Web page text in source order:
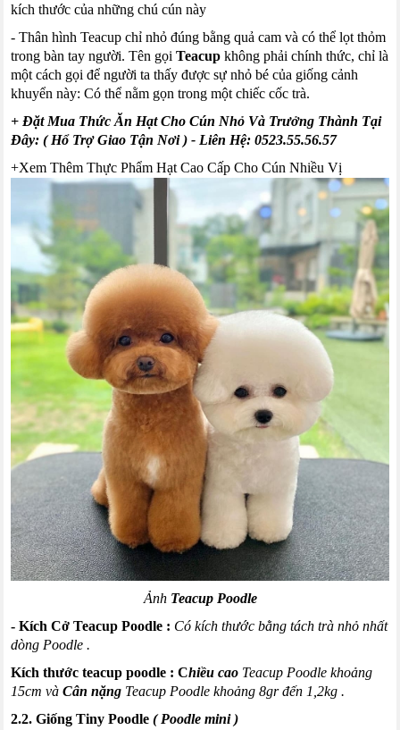
kích thước của những chúcún này
- Thân hìnhTeacup chỉ nhỏ đúng bằng quả cam và có thể lọt thỏm
trong bàn tay người. Tên gọi Teacup không phải chính thức, chỉ là
một cách gọi để người ta thấy được sự nhỏ bé của giống cảnh
khuyển này: Có thể nằm gọn trong một chiếc cốc trà.
+ Đặt Mua Thức Ăn Hạt Cho Cún Nhỏ Và Trưởng Thành Tại
Đây: ( Hổ Trợ Giao Tận Nơi ) - Liên Hệ: 0523.55.56.57
+Xem Thêm Thực Phẩm Hạt Cao Cấp Cho Cún Nhiều Vị
Ảnh Teacup Poodle
- KíchCở Teacup Poodle : Có kích thước bằng tách trà nhỏ nhất
dòng Poodle .
Kích thướcteacup poodle :Chiều cao Teacup Poodle khoảng
15cm vàCân nặng Teacup Poodle khoảng 8gr đến 1 ,2kg .
2.2. GiốngTiny Poodle (Poodle mini)